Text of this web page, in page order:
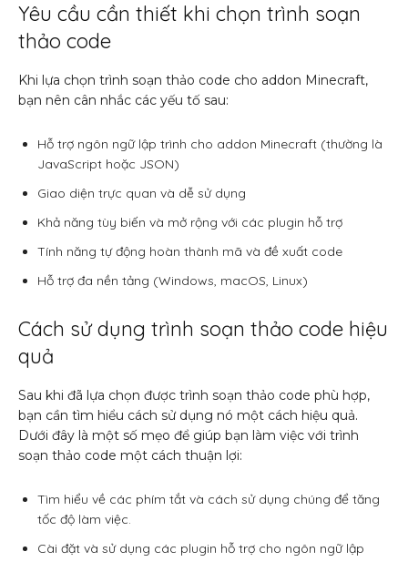
Yêu cầu cần thiết khi chọn trình soạn
thảo code
Khi lựa chọn trình soạn thảo code cho addon Minecraft,
bạn nên cân nhắc các yếu tố sau:
Hỗ trợ ngôn ngữ lập trình cho addon Minecraft (thường là
JavaScript hoặc JSON)
Giao diện trực quan và dễ sử dụng
Khả năng tùy biến và mở rộng với các plugin hỗ trợ
Tính năng tự động hoàn thành mã và đề xuất code
Hỗ trợ đa nền tảng (Windows, macOS, Linux)
Cách sử dụng trình soạn thảo code hiệu
quả
Sau khi đã lựa chọn được trình soạn thảo code phù hợp,
bạn cần tìm hiểu cách sử dụng nó một cách hiệu quả.
Dưới đây là một số mẹo để giúp bạn làm việc với trình
soạn thảo code một cách thuận lợi:
Tìm hiểu về các phím tắt và cách sử dụng chúng để tăng
tốc độ làm việc.
Cài đặt và sử dụng các plugin hỗ trợ cho ngôn ngữ lập